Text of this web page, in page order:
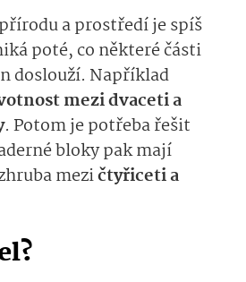
a prostředí je spíš
poté, co některé části
doslouží. Například
mezi dvaceti a
. Potom je potřeba řešit
bloky pak mají
mezičtyřiceti a